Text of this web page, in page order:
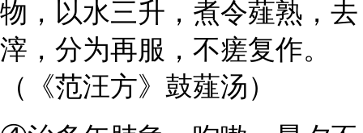
物，以水三升，煮令薤熟，去
滓，分为再服，不瘥复作。
（《范汪方》鼓薤汤）